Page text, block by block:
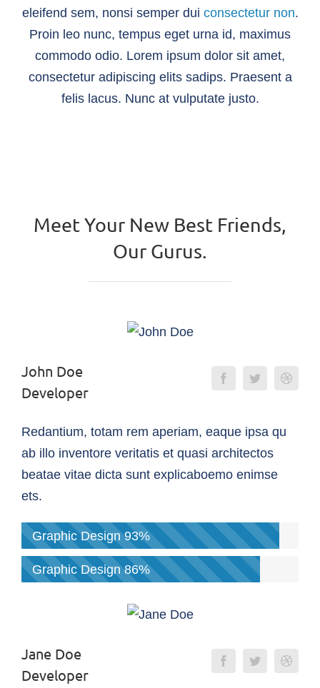
eleifend sem, nonsi semper dui consectetur non.
Proin leo nunc, tempus eget urna id, maximus
commodo odio. Lorem ipsum dolor sit amet,
consectetur adipiscing elits sadips. Praesent a
felis lacus. Nunc at vulputate justo.
Meet Your New Best Friends,
Our Gurus.
John Doe
Developer
Redantium, totam rem aperiam, eaque ipsa qu
ab illo inventore veritatis et quasi architectos
beatae vitae dicta sunt explicaboemo enimse
ets.
Graphic Design 93%
Graphic Design 86%
Jane Doe
Developer